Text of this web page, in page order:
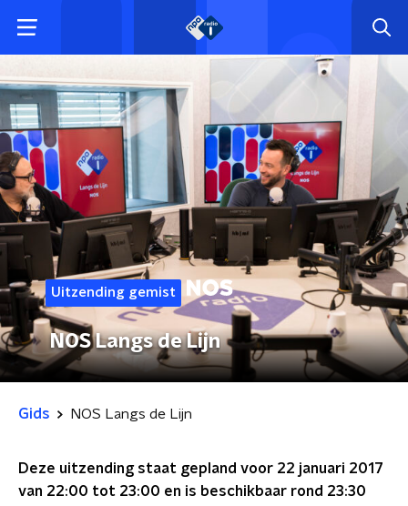
Uitzending gemist
NOS Langs de Lijn
Gids NOS Langs de Lijn
Deze uitzending staat gepland voor 22 januari 2017
van 22:00 tot 23:00 en is beschikbaar rond 23:30